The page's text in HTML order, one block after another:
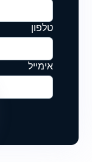
טלפון
אימייל